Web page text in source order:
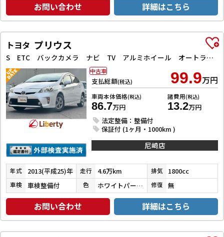
お問い合わせ 詳細はこちら
トヨタ プリウス
S ETC バックカメラ ナビ TV アルミホイール オートライト HID スマートキー 電動格納ミラー CVT 盗難防止システム 衝突安全ボディ ABS ESC CD Bluetooth エアコン
支払総額(税込) 99.9万円
車両本体価格(税込)
86.7万円
諸費用(税込)
13.2万円
法定整備：整備付
保証付 (1ヶ月・1000km )
中古車
尼崎店
年式 2013(平成25)年 走行 4.6万km 排気 1800cc
車検 車検整備付 色 ホワイトパールクリスタルシャイン 修復 無
お問い合わせ 詳細はこちら